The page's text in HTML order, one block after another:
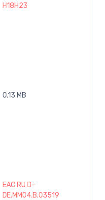
H18H23
0.13 MB
EAC RU D-
DE.MM04.B.03519